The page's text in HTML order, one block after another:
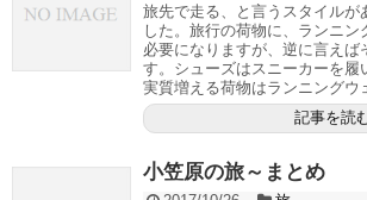
旅先で走る、と言うスタイルが
した。旅行の荷物に、ランニ
必要になりますが、逆に言えば
す。シューズはスニーカーを履
実質増える荷物はランニングウ
記事を読
小笠原の旅～まとめ